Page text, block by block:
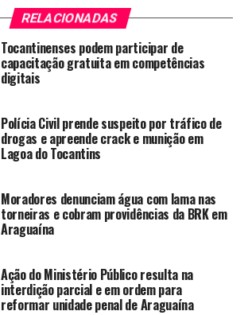
RELACIONADAS
Tocantinenses podem participar de
capacitação gratuita em competências
digitais
Polícia Civil prende suspeito por tráfico de
drogas e apreende crack e munição em
Lagoa do Tocantins
Moradores denunciam água com lama nas
torneiras e cobram providências da BRK em
Araguaína
Ação do Ministério Público resulta na
interdição parcial e em ordem para
reformar unidade penal de Araguaína